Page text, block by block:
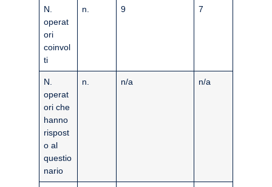
N.
operat
ori
coinvol
ti
n. 9 7
N.
operat
ori che
hanno
rispost
o al
questio
nario
n. n/a n/a